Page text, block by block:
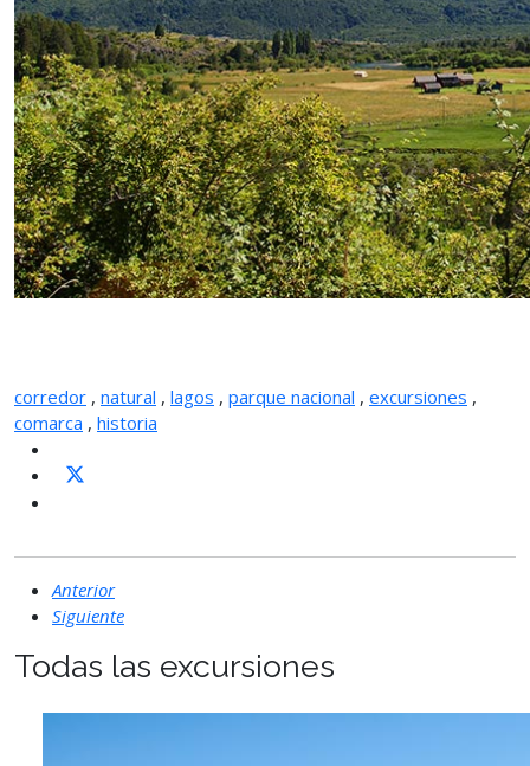
corredor , natural , lagos , parque nacional , excursiones ,
comarca , historia
Anterior
Siguiente
Todas las excursiones